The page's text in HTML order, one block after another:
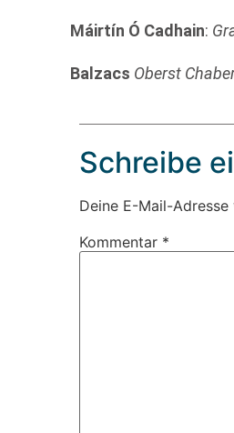
Máirtín Ó Cadhain:
Balzacs Oberst
Schreibe
Deine E-Mail-
Kommentar *